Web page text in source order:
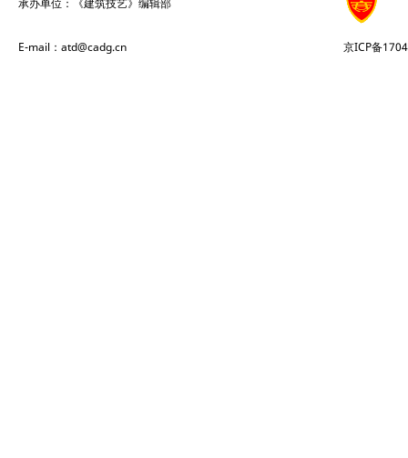
承办单位：《建筑技艺》编辑部
E-mail：atd@cadg.cn 京ICP备